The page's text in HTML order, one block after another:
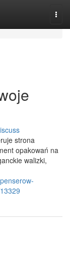
strona
opakowań na
walizki,